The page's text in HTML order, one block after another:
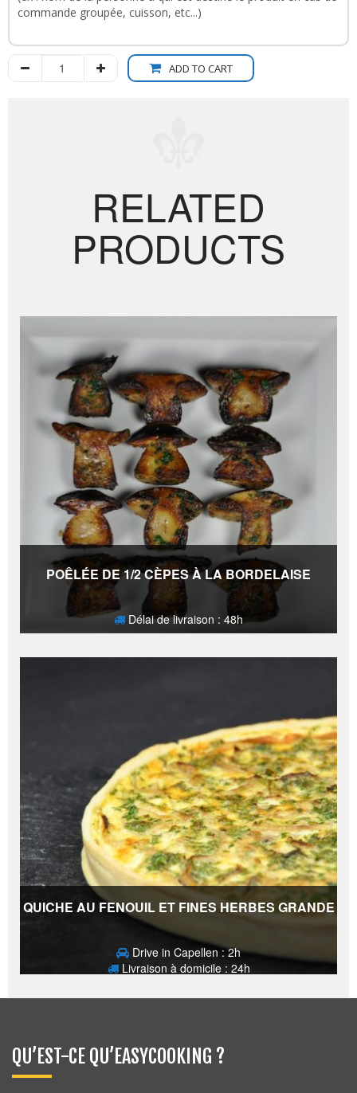
ADD TO CART
RELATED
PRODUCTS
POÊLÉE DE 1/2 CÈPES À LA BORDELAISE
Délai de livraison : 48h
QUICHE AU FENOUIL ET FINES HERBES GRANDE
Drive in Capellen : 2h
Livraison à domicile : 24h
17,50€
QU’EST-CE QU’EASYCOOKING ?